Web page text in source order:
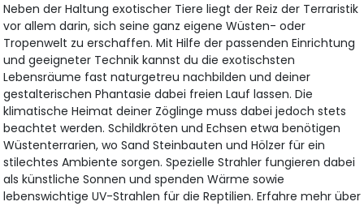
Neben der Haltung exotischer Tiere liegt der Reiz der Terraristik
vor allem darin, sich seine ganz eigene Wüsten- oder
Tropenwelt zu erschaffen. Mit Hilfe der passenden Einrichtung
und geeigneter Technik kannst du die exotischsten
Lebensräume fast naturgetreu nachbilden und deiner
gestalterischen Phantasie dabei freien Lauf lassen. Die
klimatische Heimat deiner Zöglinge muss dabei jedoch stets
beachtet werden. Schildkröten und Echsen etwa benötigen
Wüstenterrarien, wo Sand Steinbauten und Hölzer für ein
stilechtes Ambiente sorgen. Spezielle Strahler fungieren dabei
als künstliche Sonnen und spenden Wärme sowie
lebenswichtige UV-Strahlen für die Reptilien. Erfahre mehr über